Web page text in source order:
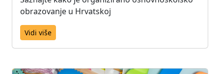
obrazovanje u Hrvatskoj
Vidi više